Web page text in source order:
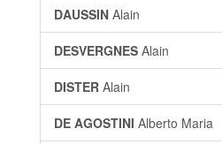
DAUSSIN Alain
DESVERGNES Alain
DISTER Alain
DE AGOSTINI Alberto Maria